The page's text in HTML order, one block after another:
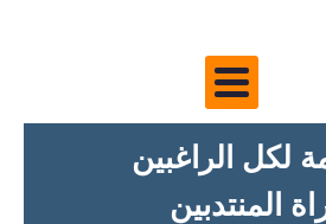
لكل الراغبين
المنتدبين